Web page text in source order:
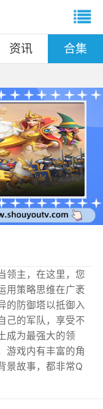
资讯 合集
领主，在这里，您
用策略思维在广袤
的防御塔以抵御入
己的军队，享受不
成为最强大的领
游戏内有丰富的角
景故事，都非常Q